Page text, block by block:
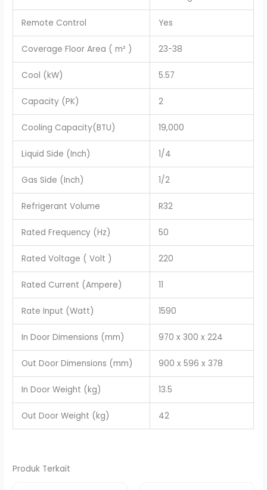
Remote Control Yes
Coverage Floor Area ( m² ) 23-38
Cool (kW) 5.57
Capacity (PK) 2
Cooling Capacity(BTU) 19,000
Liquid Side (Inch) 1/4
Gas Side (Inch) 1/2
Refrigerant Volume R32
Rated Frequency (Hz) 50
Rated Voltage ( Volt ) 220
Rated Current (Ampere) 11
Rate Input (Watt) 1590
In Door Dimensions (mm) 970 x 300 x 224
Out Door Dimensions (mm) 900 x 596 x 378
In Door Weight (kg) 13.5
Out Door Weight (kg) 42
Produk Terkait